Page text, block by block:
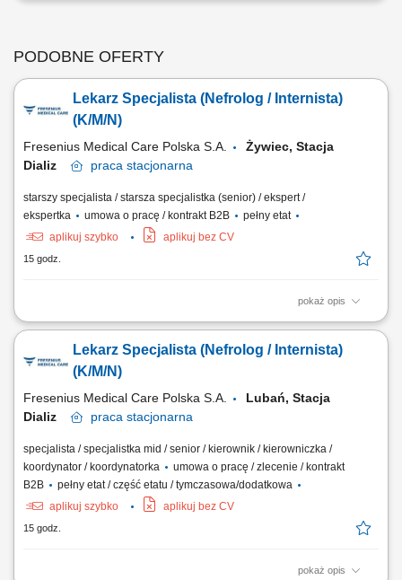
PODOBNE OFERTY
Lekarz Specjalista (Nefrolog / Internista)
(K/M/N)
Fresenius Medical Care Polska S.A.
Żywiec, Stacja
Dializ
praca stacjonarna
starszy specjalista / starsza specjalistka (senior) / ekspert /
ekspertka
umowa o pracę / kontrakt B2B
pełny etat
aplikuj szybko
aplikuj bez CV
15 godz.
pokaż opis
Opis stanowiska: Kompleksowa opieka nad pacjentami z chorobami
schyłkową niewydolność nerek, aż po monitorowanie powikłań
narządowych; Nadzorowanie indywidualnych planów leczenia,
Lekarz Specjalista (Nefrolog / Internista)
(K/M/N)
Fresenius Medical Care Polska S.A.
Lubań, Stacja
Dializ
praca stacjonarna
specjalista / specjalistka mid / senior / kierownik / kierowniczka /
koordynator / koordynatorka
umowa o pracę / zlecenie / kontrakt
B2B
pełny etat / część etatu / tymczasowa/dodatkowa
aplikuj szybko
aplikuj bez CV
15 godz.
pokaż opis